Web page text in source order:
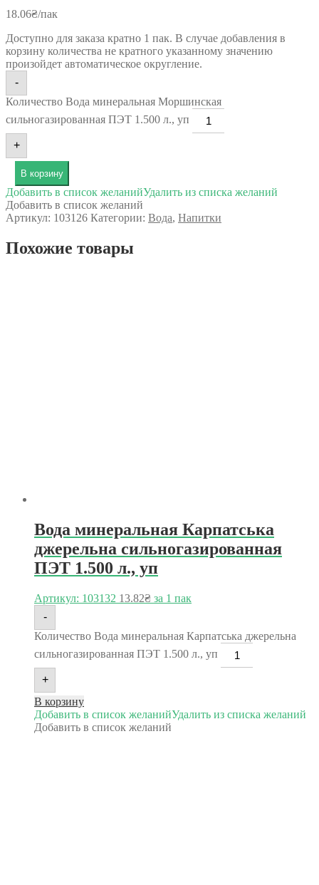
18.06₴/пак
Доступно для заказа кратно 1 пак. В случае добавления в
корзину количества не кратного указанному значению
произойдет автоматическое округление.
-
Количество Вода минеральная Моршинская
сильногазированная ПЭТ 1.500 л., уп
+
В корзину
Добавить в список желанийУдалить из списка желаний
Добавить в список желаний
Артикул: 103126 Категории: Вода, Напитки
Похожие товары
Вода минеральная Карпатська
джерельна сильногазированная
ПЭТ 1.500 л., уп
Артикул: 103132 13.82₴ за 1 пак
-
Количество Вода минеральная Карпатська джерельна
сильногазированная ПЭТ 1.500 л., уп
+
В корзину
Добавить в список желанийУдалить из списка желаний
Добавить в список желаний